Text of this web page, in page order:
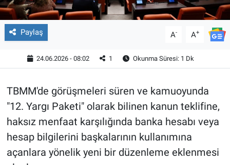
Paylaş A- A+
24.06.2026 - 08:02 1 Okunma Süresi: 1 Dk
TBMM'de görüşmeleri süren ve kamuoyunda
"12. Yargı Paketi" olarak bilinen kanun teklifine,
haksız menfaat karşılığında banka hesabı veya
hesap bilgilerini başkalarının kullanımına
açanlara yönelik yeni bir düzenleme eklenmesi